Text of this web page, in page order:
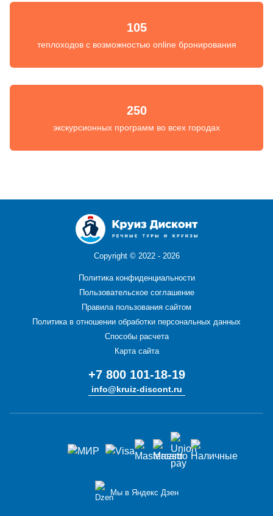
105
теплоходов с возможностью online бронирования
250
экскурсионных программ во всех городах
Copyright © 2022 - 2026
Политика конфиденциальности
Пользовательское соглашение
Правила пользования сайтом
Политика в отношении обработки персональных данных
Способы расчета
Карта сайта
+7 800 101-18-19
info@kruiz-discont.ru
Мы в Яндекс Дзен